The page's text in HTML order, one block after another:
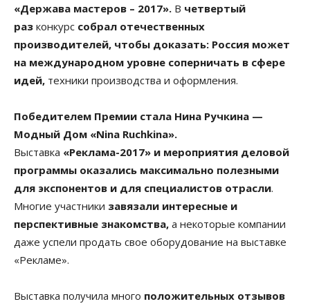
«Держава мастеров – 2017». В четвертый
раз конкурс собрал отечественных
производителей, чтобы доказать: Россия может
на международном уровне соперничать в сфере
идей, техники производства и оформления.
Победителем Премии стала Нина Ручкина —
Модный Дом «Nina Ruchkina».
Выставка «Реклама-2017» и мероприятия деловой
программы оказались максимально полезными
для экспонентов и для специалистов отрасли.
Многие участники завязали интересные и
перспективные знакомства, а некоторые компании
даже успели продать свое оборудование на выставке
«Рекламе».
Выставка получила много положительных отзывов